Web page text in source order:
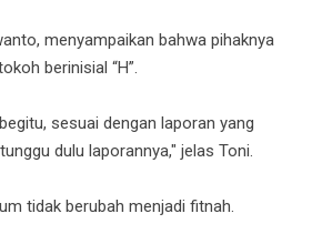
menyampaikan bahwa pihaknya
berinisial “H”.
sesuai dengan laporan yang
dulu laporannya," jelas Toni.
tidak berubah menjadi fitnah.